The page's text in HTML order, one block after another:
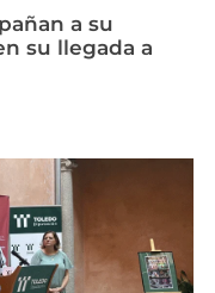
a su
su llegada a